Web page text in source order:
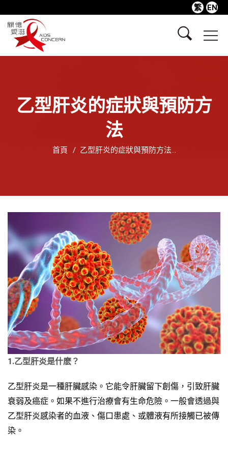
繁 EN
乙型肝炎的症狀與預防方
法
首頁 乙型肝炎的症狀與預防方法...
1.乙型肝炎是什麽？
乙型肝炎是一種肝臟感染。它能令肝臟留下創傷，引致肝臟
衰弱及癌症。如果不進行治療會有生命危險。一般會透過與
乙型肝炎感染者的血液、傷口患處、或體液有所接觸已被傳
染。